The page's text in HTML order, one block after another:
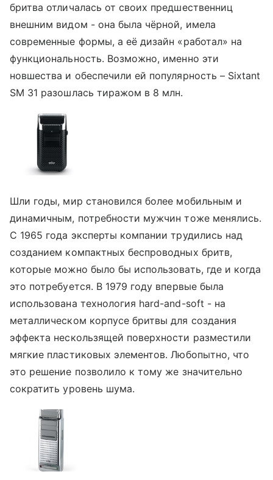
бритва отличалась от своих предшественниц
внешним видом - она была чёрной, имела
современные формы, а её дизайн «работал» на
функциональность. Возможно, именно эти
новшества и обеспечили ей популярность – Sixtant
SM 31 разошлась тиражом в 8 млн.
Шли годы, мир становился более мобильным и
динамичным, потребности мужчин тоже менялись.
С 1965 года эксперты компании трудились над
созданием компактных беспроводных бритв,
которые можно было бы использовать, где и когда
это потребуется. В 1979 году впервые была
использована технология hard-and-soft - на
металлическом корпусе бритвы для создания
эффекта нескользящей поверхности разместили
мягкие пластиковых элементов. Любопытно, что
это решение позволило к тому же значительно
сократить уровень шума.